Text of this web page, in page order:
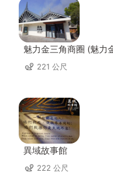
魅力金三角商圈 (魅力
221 公尺
異域故事館
222 公尺